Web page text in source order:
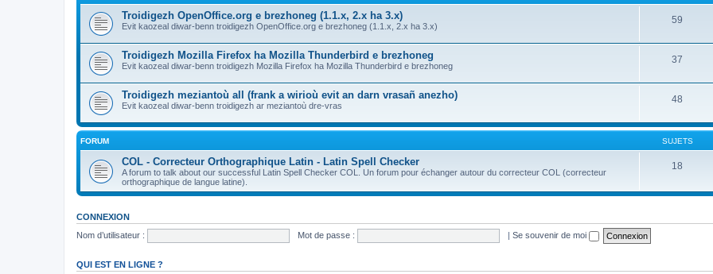
Troidigezh OpenOffice.org e brezhoneg (1.1.x, 2.x ha 3.x)
Evit kaozeal diwar-benn troidigezh OpenOffice.org e brezhoneg (1.1.x, 2.x ha 3.x)
59
Troidigezh Mozilla Firefox ha Mozilla Thunderbird e brezhoneg
Evit kaozeal diwar-benn troidigezh Mozilla Firefox ha Mozilla Thunderbird e brezhoneg
37
Troidigezh meziantoù all (frank a wirioù evit an darn vrasañ anezho)
Evit kaozeal diwar-benn troidigezh ar meziantoù dre-vras
48
FORUM SUJETS
COL - Correcteur Orthographique Latin - Latin Spell Checker
A forum to talk about our successful Latin Spell Checker COL. Un forum pour échanger autour du correcteur COL (correcteur
orthographique de langue latine).
18
CONNEXION
Nom d’utilisateur :
Mot de passe : | Se souvenir de moi
QUI EST EN LIGNE ?